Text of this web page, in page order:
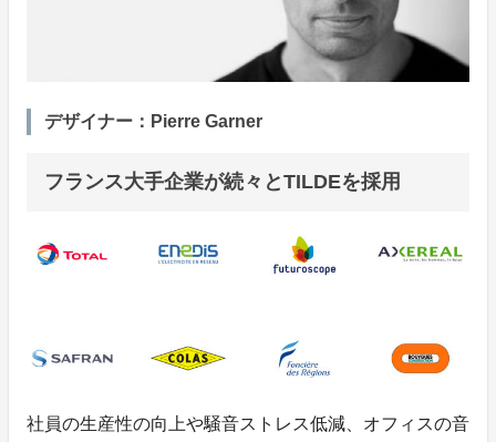
デザイナー：Pierre Garner
フランス大手企業が続々とTILDEを採用
社員の生産性の向上や騒音ストレス低減、オフィスの音